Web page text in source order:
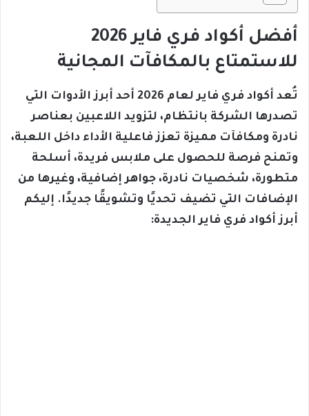
أفضل أكواد فري فاير 2026
للاستمتاع بالمكافآت المجانية
تُعد أكواد فري فاير لعام 2026 أحد أبرز الأدوات التي
تصدرها الشركة بانتظام، لتزويد اللاعبين بعناصر
نادرة ومكافآت مميزة تعزز فاعلية الأداء داخل اللعبة،
وتمنح فرصة للحصول على ملابس فريدة، أسلحة
متطورة، شخصيات نادرة، جواهر إضافية، وغيرها من
الإضافات التي تضيف تحديًا وتشويقًا جديدًا. إليكم
أبرز أكواد فري فاير الجديدة: